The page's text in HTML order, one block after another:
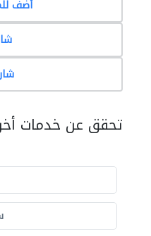
أضف
تحقق عن خدمات